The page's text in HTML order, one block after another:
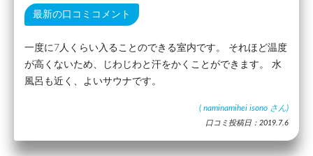
最新の口コミコメント
一度に7人くらい入ることのできる室内です。 それほど温度
が高くないため、じわじわと汗をかくことができます。 水
風呂も近く、よいサウナです。
( naminamihei isono さん)
口コミ投稿日：2019.7.6